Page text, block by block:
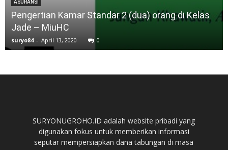
ASURANSI
Pengertian Kamar Standar 2 (dua) orang di Kelas
Jade – MiuHC
suryo84 - April 13, 2020 0
SURYONUGROHO.ID adalah website pribadi yang
digunakan fokus untuk memberikan informasi
seputar mempersiapkan dana tabungan di masa